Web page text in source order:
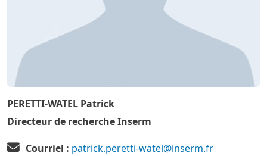
PERETTI-WATEL Patrick
Directeur de recherche Inserm
Courriel : patrick.peretti-watel@inserm.fr